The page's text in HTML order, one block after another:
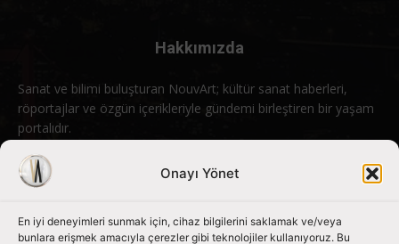
Onayı Yönet
En iyi deneyimleri sunmak için, cihaz bilgilerini saklamak ve/veya
bunlara erişmek amacıyla çerezler gibi teknolojiler kullanıyoruz. Bu
Hakkımızda
Sanat ve bilimi buluşturan NouvArt; kültür sanat haberleri,
röportajlar ve özgün içerikleriyle gündemi birleştiren bir yaşam
portalıdır.
Bizimle iletişime geçin: info@nouvart.net
Bizi Takip Edin